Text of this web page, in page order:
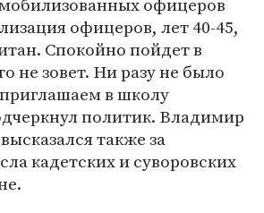
офицеров, лет 40-45,
Спокойно пойдет в
не зовет. Ни разу не было
в школу
политик. Владимир
также за
кадетских и суворовских